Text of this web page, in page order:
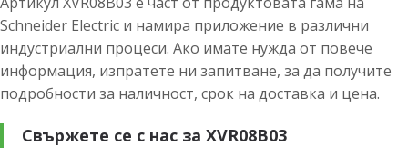
Schneider Electric и намира приложение в различни
индустриални процеси. Ако имате нужда от повече
информация, изпратете ни запитване, за да получите
подробности за наличност, срок на доставка и цена.
Свържете се с нас за XVR08B03